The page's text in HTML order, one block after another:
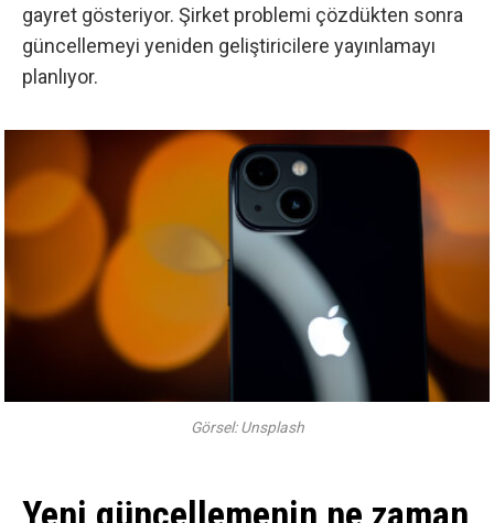
gayret gösteriyor. Şirket problemi çözdükten sonra
güncellemeyi yeniden geliştiricilere yayınlamayı
planlıyor.
Görsel: Unsplash